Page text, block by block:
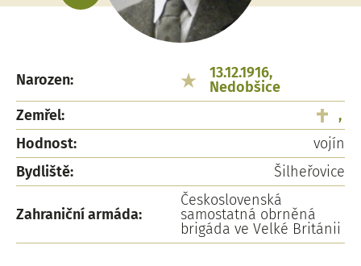
Narozen:
13.12.1916,
Nedobšice
Zemřel:
,
Hodnost:
vojín
Bydliště:
Šilheřovice
Zahraniční armáda:
Československá
samostatná obrněná
brigáda ve Velké Británii